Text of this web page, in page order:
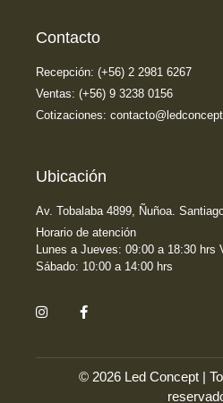
Contacto
Recepción: (+56) 2 2981 6267
Ventas: (+56) 9 3238 0156
Cotizaciones:
Ubicación
Av. Tobalaba 4899, Ñuñoa.
Horario de atención
Lunes a Jueves: 09:00 a 18:30 hrs
Sábado: 10:00 a 14:00 hrs
© 2026 Led Concept |